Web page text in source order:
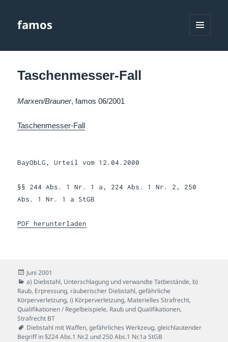
famos
Taschenmesser-Fall
Marxen/Brauner, famos 06/2001
Taschenmesser-Fall
BayObLG, Urteil vom 12.04.2000
§§ 244 Abs. 1 Nr. 1 a, 224 Abs. 1 Nr. 2, 250
Abs. 1 Nr. 1 a StGB
PDF herunterladen
Veröffentlicht
am
Juni 2001
Kategorien
a) Diebstahl, Unterschlagung und verwandte Tatbestände, b)
Raub, Erpressung, räuberischer Diebstahl,gefährliche
Körperverletzung, i) Körperverletzung, Materielles Strafrecht,
Qualifikationen / Regelbeispiele, Raub und Qualifikationen,
Strafrecht BT
Schlagwörter
Diebstahl mit Waffen,gefährliches Werkzeug,gleichlautender
Begriff in §224 Abs.1 Nr.2 und 250 Abs.1 Nr.1a StGB